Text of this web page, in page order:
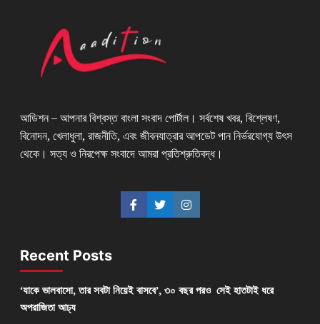
আডিশন – আপনার বিশ্বস্ত বাংলা সংবাদ পোর্টাল। সর্বশেষ খবর, বিশ্লেষণ,
বিনোদন, খেলাধুলা, রাজনীতি, এবং জীবনযাত্রার আপডেট পান নির্ভরযোগ্য উৎস
থেকে। সত্য ও নিরপেক্ষ সংবাদে আমরা প্রতিশ্রুতিবদ্ধ।
Recent Posts
‘যাকে ভালবাসো, তার সবটা নিয়েই বাসবে’, ৩০ বছর পরও সেই হাতটাই ধরে
অপরাজিতা আঢ্য